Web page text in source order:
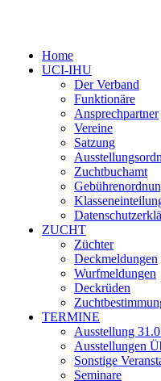
Home
UCI-IHU
Der Verband
Funktionäre
Ansprechpartner
Vereine
Satzung
Zuchtbuchamt
ZUCHT
Züchter
Deckmeldungen
Wurfmeldungen
Deckrüden
TERMINE
Ausstellung
Ausstellungen
Sonstige
Seminare